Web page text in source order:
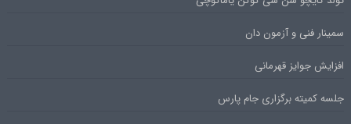
سمینار فنی و آزمون دان
افزایش جوایز قهرمانی
جلسه کمیته برگزاری جام پارس